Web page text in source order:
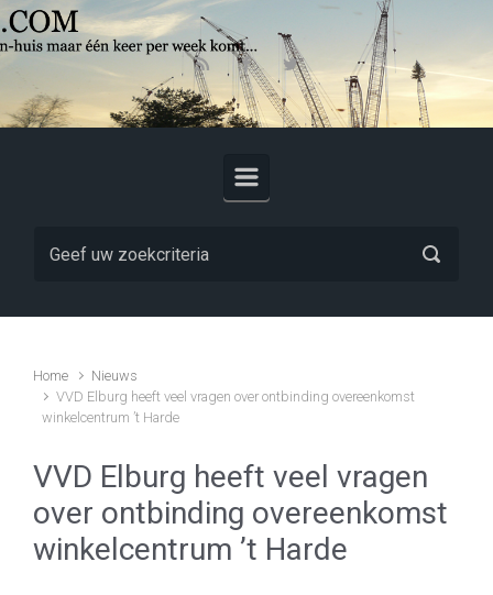
Skip to main content
Home
Nieuws
VVD Elburg heeft veel vragen over ontbinding overeenkomst
winkelcentrum ’t Harde
VVD Elburg heeft veel vragen
over ontbinding overeenkomst
winkelcentrum ’t Harde